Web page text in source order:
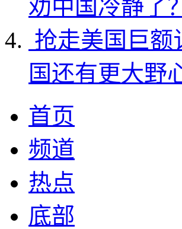
劝中国冷静了？
抢走美国巨额
国还有更大野
首页
频道
热点
底部